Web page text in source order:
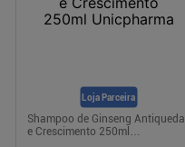
Loja Parceira
Shampoo de Ginseng Antiqueda
e Crescimento 250ml